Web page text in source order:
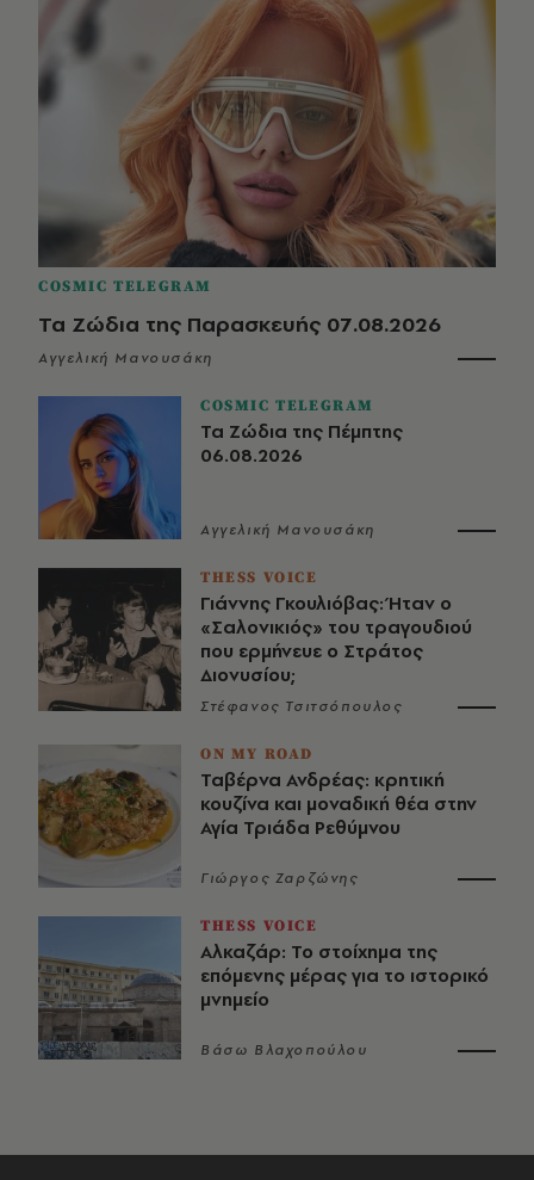
COSMIC TELEGRAM
Τα Ζώδια της Παρασκευής 07.08.2026
Αγγελική Μανουσάκη
COSMIC TELEGRAM
Τα Ζώδια της Πέμπτης
06.08.2026
Αγγελική Μανουσάκη
THESS VOICE
Γιάννης Γκουλιόβας: Ήταν ο
«Σαλονικιός» του τραγουδιού
που ερμήνευε ο Στράτος
Διονυσίου;
Στέφανος Τσιτσόπουλος
ON MY ROAD
Ταβέρνα Ανδρέας: κρητική
κουζίνα και μοναδική θέα στην
Αγία Τριάδα Ρεθύμνου
Γιώργος Ζαρζώνης
THESS VOICE
Αλκαζάρ: Το στοίχημα της
επόμενης μέρας για το ιστορικό
μνημείο
Βάσω Βλαχοπούλου